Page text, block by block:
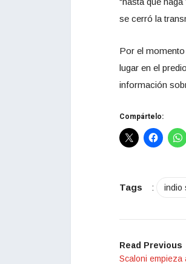
se cerró la
Por el
lugar en el
información
Compártelo:
Tags : indio
Read Previous
Scaloni empieza